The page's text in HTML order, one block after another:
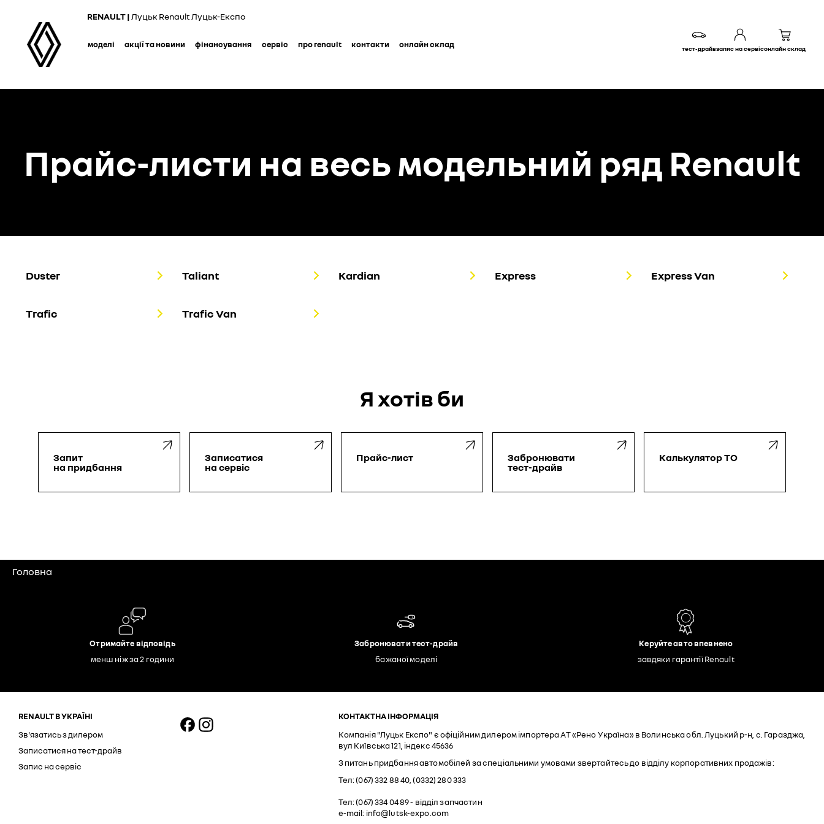
content
RENAULT | Луцьк Renault Луцьк-Експо
моделі акції та новини фінансування сервіс про renault контакти онлайн склад тест-драйвзапис на сервісонлайн склад
Прайс-листи на весь модельний ряд Renault
Duster Taliant Kardian Express Express Van
Trafic Trafic Van
Я хотiв би
Запит
на придбання
Запиcатися
на сервіс
Прайс-лист
Забронювати
тест-драйв
Калькулятор ТО
Головна
Отримайте відповідь
менш ніж за 2 години
Забронювати тест-драйв
бажаної моделі
Керуйте авто впевнено
завдяки гарантії Renault
RENAULT В УКРАЇНІ
Зв'язатись з дилером
Записатися на тест-драйв
Запис на сервіс
КОНТАКТНА ІНФОРМАЦІЯ
Компанія "Луцьк Експо" є офіційним дилером імпортера АТ «Рено Україна» в Волинська обл. Луцький р-н, с. Гаразджа,
вул Київська 121, індекс 45636
З питань придбання автомобілей за спеціальними умовами звертайтесь до відділу корпоративних продажів:
Тел: (067) 332 88 40, (0332) 280 333
Тел: (067) 334 04 89 - відділ запчастин
e-mail: info@lutsk-expo.com